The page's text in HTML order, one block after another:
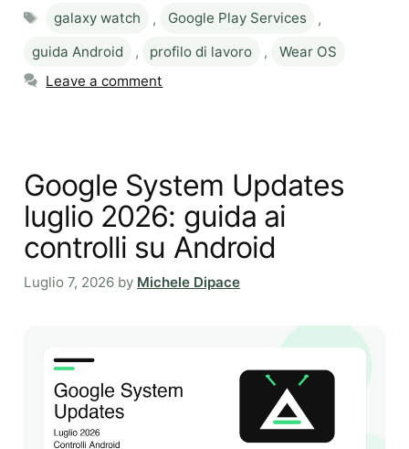
Tags
galaxy watch , Google Play Services
,
guida Android
, profilo di lavoro ,
Wear OS
Leave a comment
Google System Updates
luglio 2026: guida ai
controlli su Android
Luglio 7, 2026 by Michele Dipace